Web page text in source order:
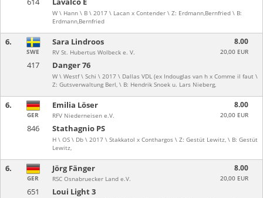
W \ Hann \ B \ 2017 \ Lacan x Contender \ Z: Erdmann,Bernfried \ B:
Erdmann,Bernfried
6.
417 Danger 76
W \ Westf \ Schi \ 2017 \ Dallas VDL (ex Indouglas van h x Comme il faut \
Z: Gutsverwaltung Berl, \ B: Hendrik Snoek u. Lars Nieberg,
SWE
Sara Lindroos
RV St. Hubertus Wolbeck e. V.
8.00
20,00 EUR
6.
846 Stathagnio PS
H \ OS \ Db \ 2017 \ Stakkatol x Conthargos \ Z: Gestüt Lewitz, \ B: Gestüt
Lewitz,
GER
Emilia Löser
RFV Niederneisen e.V.
8.00
20,00 EUR
6.
651 Loui Light 3
GER
Jörg Fänger
RSC Osnabruecker Land e.V.
8.00
20,00 EUR